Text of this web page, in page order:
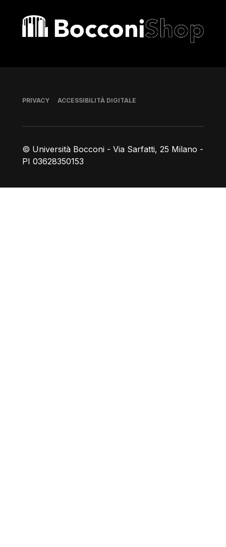
Bocconi shop
© Università Bocconi - Via Sarfatti, 25 Milano -
PI 03628350153
Piè di pagina
PRIVACY ACCESSIBILITÀ DIGITALE